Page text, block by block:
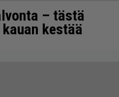
– tästä
kestää